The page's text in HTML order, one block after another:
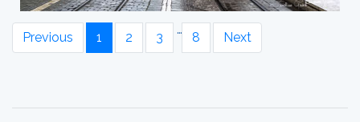
Previous 1 2 3
…
8 Next